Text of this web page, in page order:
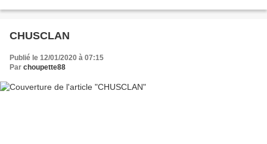
CHUSCLAN
Publié le 12/01/2020 à 07:15
Par choupette88